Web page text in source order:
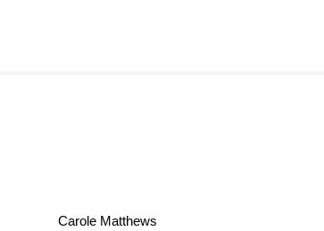
Carole Matthews